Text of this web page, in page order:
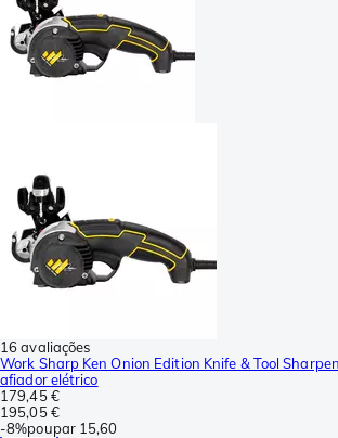
16 avaliações
Work Sharp Ken Onion Edition Knife & Tool
afiador elétrico
179,45 €
195,05 €
-8%poupar 15,60